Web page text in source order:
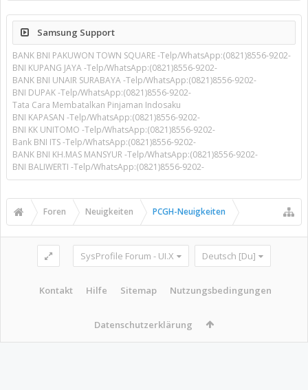
Samsung Support
BANK BNI PAKUWON TOWN SQUARE -Telp/WhatsApp:(0821)8556-9202-
BNI KUPANG JAYA -Telp/WhatsApp:(0821)8556-9202-
BANK BNI UNAIR SURABAYA -Telp/WhatsApp:(0821)8556-9202-
BNI DUPAK -Telp/WhatsApp:(0821)8556-9202-
Tata Cara Membatalkan Pinjaman Indosaku
BNI KAPASAN -Telp/WhatsApp:(0821)8556-9202-
BNI KK UNITOMO -Telp/WhatsApp:(0821)8556-9202-
Bank BNI ITS -Telp/WhatsApp:(0821)8556-9202-
BANK BNI KH.MAS MANSYUR -Telp/WhatsApp:(0821)8556-9202-
BNI BALIWERTI -Telp/WhatsApp:(0821)8556-9202-
Foren Neuigkeiten PCGH-Neuigkeiten
SysProfile Forum - UI.X Deutsch [Du]
Kontakt Hilfe Sitemap Nutzungsbedingungen
Datenschutzerklärung